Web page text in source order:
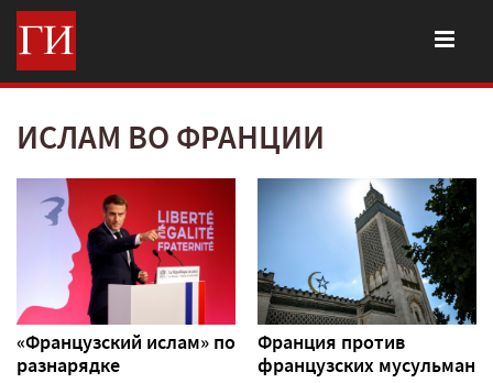
ИСЛАМ ВО ФРАНЦИИ
«Французский ислам» по
разнарядке
Франция против
французских мусульман